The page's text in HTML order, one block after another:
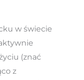
w świecie
(znać
z